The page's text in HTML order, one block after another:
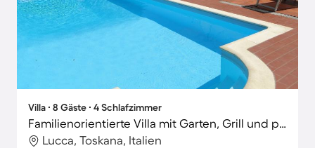
Villa ∙ 8 Gäste ∙ 4 Schlafzimmer
Familienorientierte Villa mit Garten, Grill und privatem Pool
Lucca, Toskana, Italien